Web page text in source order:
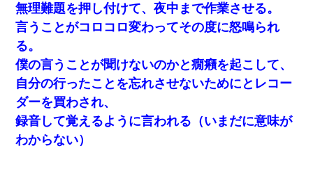
スマホを与えられて、中学卒業する頃にはすっかり女叩き
に洗脳された弟が、大学進学のために一人暮らししたいと
言い出した。
出張中の旦那から『フリンしやがって、このクズ』と電話
が。私「本当に家まで来たの？証拠は？」旦那「俺の言葉
が信じられないのか！」→ 離婚後
わい(42)渋谷の夜のサービスで19の女の子にゴックンさせ
た結果ｗｗｗｗｗｗｗｗ
無理難題を押し付けて、夜中まで作業させる。
言うことがコロコロ変わってその度に怒鳴られ
る。
僕の言うことが聞けないのかと癇癪を起こして、
自分の行ったことを忘れさせないためにとレコー
ダーを買わされ、
録音して覚えるように言われる（いまだに意味が
わからない）